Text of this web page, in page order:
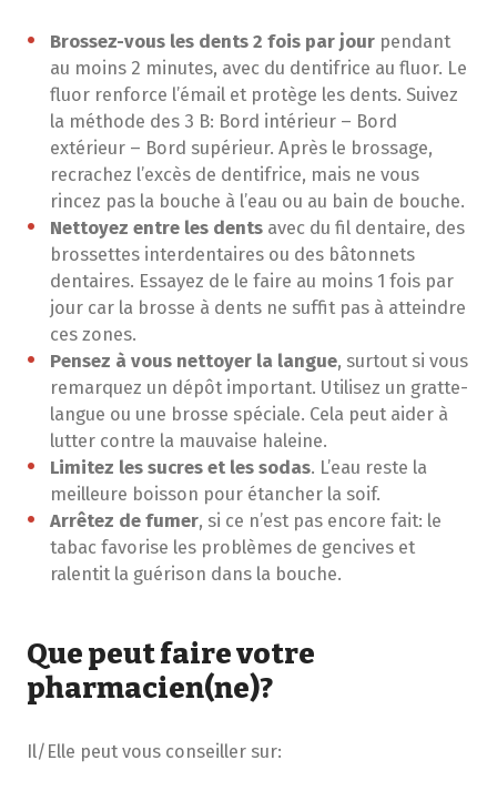
Brossez-vous les dents 2 fois par jour pendant
au moins 2 minutes, avec du dentifrice au fluor. Le
fluor renforce l’émail et protège les dents. Suivez
la méthode des 3 B: Bord intérieur – Bord
extérieur – Bord supérieur. Après le brossage,
recrachez l’excès de dentifrice, mais ne vous
rincez pas la bouche à l’eau ou au bain de bouche.
Nettoyez entre les dents avec du fil dentaire, des
brossettes interdentaires ou des bâtonnets
dentaires. Essayez de le faire au moins 1 fois par
jour car la brosse à dents ne suffit pas à atteindre
ces zones.
Pensez à vous nettoyer la langue, surtout si vous
remarquez un dépôt important. Utilisez un gratte-
langue ou une brosse spéciale. Cela peut aider à
lutter contre la mauvaise haleine.
Limitez les sucres et les sodas. L’eau reste la
meilleure boisson pour étancher la soif.
Arrêtez de fumer, si ce n’est pas encore fait: le
tabac favorise les problèmes de gencives et
ralentit la guérison dans la bouche.
Que peut faire votre
pharmacien(ne)?
Il/Elle peut vous conseiller sur: